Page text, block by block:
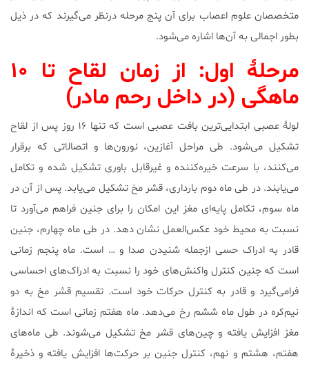
متخصصان علوم اعصاب برای آن پنج مرحله درنظر می‌گیرند که در ذیل
بطور اجمالی به آن‌ها اشاره می‌شود.
مرحلۀ اول: از زمان لقاح تا ۱۰
ماهگی (در داخل رحم مادر)
لولۀ عصبی ابتدایی‌ترین بافت عصبی است که تنها ۱۶ روز پس از لقاح
تشکیل می‌شود. طی مراحل آغازین، نورون‌ها و اتصالاتی که برقرار
می‌کنند، با سرعت خیره‌کننده و غیرقابل باوری تشکیل شده و تکامل
می‌یابند. در طی ماه دوم بارداری، قشر مخ تشکیل می‌یابد. پس از آن در
ماه سوم، تکامل پایه‌ای مغز این امکان را برای جنین فراهم می‌آورد تا
نسبت به محیط خود عکس‌العمل نشان دهد. در طی ماه چهارم، جنین
قادر به ادراک حسی ازجمله شنیدن صدا و … است. ماه پنجم زمانی
است که جنین کنترل واکنش‌های خود را نسبت به ادراک‌های احساسی
فرامی‌گیرد و قادر به کنترل حرکات خود است. تقسیم قشر مخ به دو
نیم‌کره در طول ماه ششم رخ می‌دهد. ماه هفتم زمانی است که اندازۀ
مغز افزایش یافته و چین‌های قشر مخ تشکیل می‌شوند. طی ماه‌های
هفتم، هشتم و نهم، کنترل جنین بر حرکت‌ها افزایش یافته و ذخیرۀ